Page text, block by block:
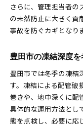
さらに、管理担当者の
の未然防止に大きく貢
事故を防ぐカギとなり
豊田市の凍結深度
豊田市では冬季の凍結
す。凍結による配管破
巻きや、地中深くに配
具体的な運用方法とし
態を点検し、必要に応